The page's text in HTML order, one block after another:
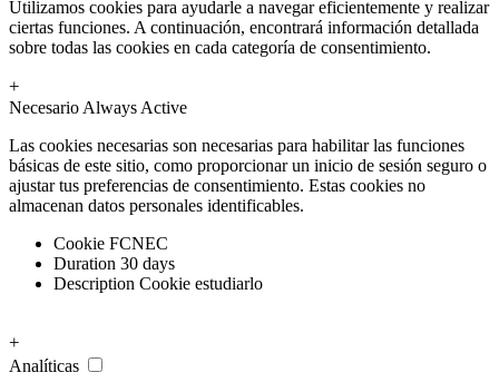
Utilizamos cookies para ayudarle a navegar eficientemente y realizar
ciertas funciones. A continuación, encontrará información detallada
sobre todas las cookies en cada categoría de consentimiento.
+
Necesario Always Active
Las cookies necesarias son necesarias para habilitar las funciones
básicas de este sitio, como proporcionar un inicio de sesión seguro o
ajustar tus preferencias de consentimiento. Estas cookies no
almacenan datos personales identificables.
Cookie FCNEC
Duration 30 days
Description Cookie estudiarlo
+
Analíticas